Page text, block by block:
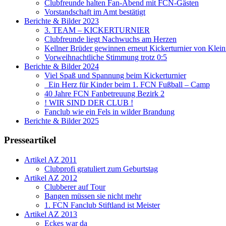
Clubfreunde halten Fan-Abend mit FCN-Gästen
Vorstandschaft im Amt bestätigt
Berichte & Bilder 2023
3. TEAM – KICKERTURNIER
Clubfreunde liegt Nachwuchs am Herzen
Kellner Brüder gewinnen erneut Kickerturnier von
Vorweihnachtliche Stimmung trotz 0:5
Berichte & Bilder 2024
Viel Spaß und Spannung beim Kickerturnier
Ein Herz für Kinder beim 1. FCN Fußball – Camp
40 Jahre FCN Fanbetreuung Bezirk 2
! WIR SIND DER CLUB !
Fanclub wie ein Fels in wilder Brandung
Berichte & Bilder 2025
Presseartikel
Artikel AZ 2011
Clubprofi gratuliert zum Geburtstag
Artikel AZ 2012
Clubberer auf Tour
Bangen müssen sie nicht mehr
1. FCN Fanclub Stiftland ist Meister
Artikel AZ 2013
Eckes war da